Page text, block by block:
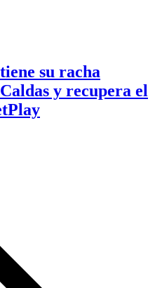
su racha
y recupera el